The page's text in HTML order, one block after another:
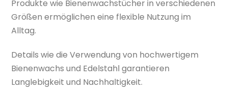
Produkte wie Bienenwachstücher in verschiedenen
Größen ermöglichen eine flexible Nutzung im
Alltag.
Details wie die Verwendung von hochwertigem
Bienenwachs und Edelstahl garantieren
Langlebigkeit und Nachhaltigkeit.